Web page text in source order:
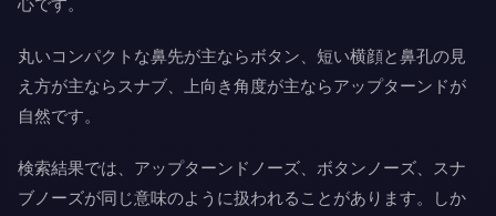
丸いコンパクトな鼻先が主ならボタン、短い横顔と鼻孔の見
え方が主ならスナブ、上向き角度が主ならアップターンドが
自然です。
検索結果では、アップターンドノーズ、ボタンノーズ、スナ
ブノーズが同じ意味のように扱われることがあります。しか